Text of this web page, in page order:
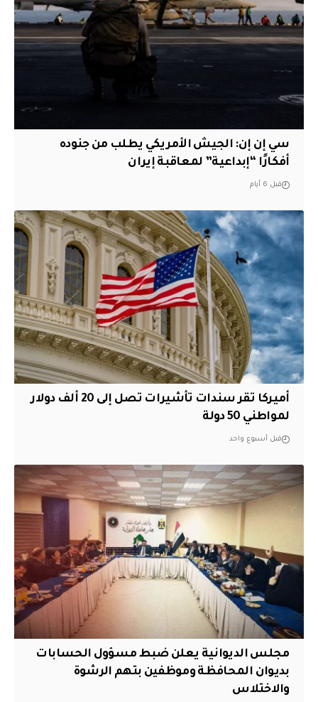
سي إن إن: الجيش الأمريكي يطلب من جنوده
أفكارًا “إبداعية” لمعاقبة إيران
قبل 6 أيام
أميركا تقر سندات تأشيرات تصل إلى 20 ألف دولار
لمواطني 50 دولة
قبل أسبوع واحد
مجلس الديوانية يعلن ضبط مسؤول الحسابات
بديوان المحافظة وموظفين بتهم الرشوة
والاختلاس